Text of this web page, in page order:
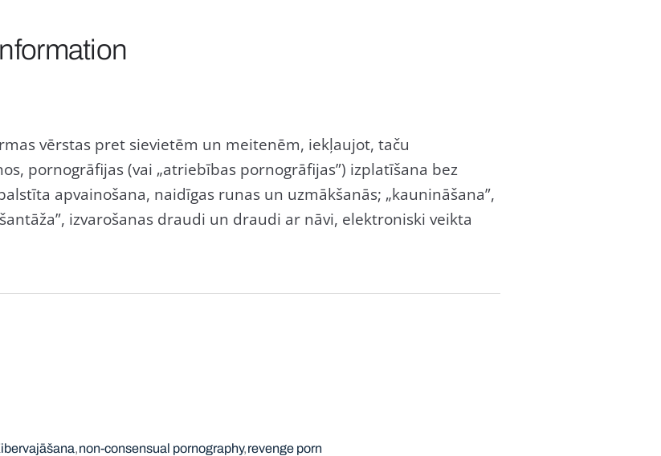
vērstas pret sievietēm un meitenēm, iekļaujot, taču
pornogrāfijas (vai „atriebības pornogrāfijas”) izplatīšana bez
apvainošana, naidīgas runas un uzmākšanās; „kaunināšana”,
izvarošanas draudi un draudi ar nāvi, elektroniski veikta
non-consensual pornography revenge porn